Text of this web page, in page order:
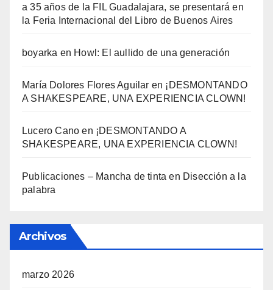
a 35 años de la FIL Guadalajara, se presentará en
la Feria Internacional del Libro de Buenos Aires
boyarka en Howl: El aullido de una generación
María Dolores Flores Aguilar en ¡DESMONTANDO
A SHAKESPEARE, UNA EXPERIENCIA CLOWN!
Lucero Cano en ¡DESMONTANDO A
SHAKESPEARE, UNA EXPERIENCIA CLOWN!
Publicaciones – Mancha de tinta en Disección a la
palabra
Archivos
marzo 2026